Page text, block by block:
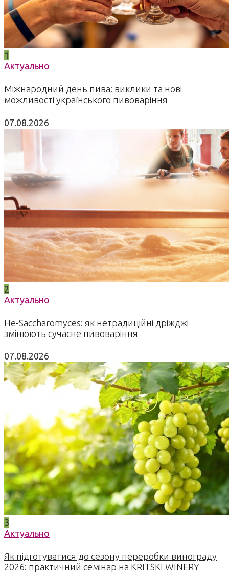
1
Актуально
Міжнародний день пива: виклики та нові
можливості українського пивоваріння
07.08.2026
2
Актуально
Не-Saccharomyces: як нетрадиційні дріжджі
змінюють сучасне пивоваріння
07.08.2026
3
Актуально
Як підготуватися до сезону переробки винограду
2026: практичний семінар на KRITSKI WINERY